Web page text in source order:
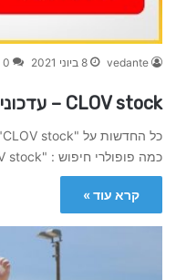
vedante 8 ביוני 2021 0
CLOV stock – עדכונים
כמה פופולרי חיפוש : "CLOV stock" בישראל 1,000+…
קרא עוד »